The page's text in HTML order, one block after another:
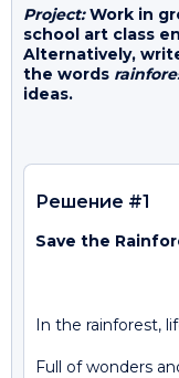
Project:Work in
school art class
Alternatively,
the words
ideas.
Решение #1
Save the
In the rainforest,
Full of wonders